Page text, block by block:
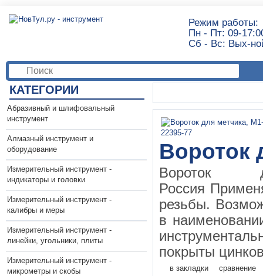
Режим работы:
Пн - Пт: 09-
Сб - Вс: Вых-
КАТЕГОРИИ
Абразивный и шлифовальный
инструмент
Алмазный инструмент и
оборудование
Измерительный инструмент -
индикаторы и головки
Измерительный инструмент -
калибры и меры
Измерительный инструмент -
линейки, угольники, плиты
Измерительный инструмент -
микрометры и скобы
Вороток
Вороток
Россия
резьбы.
в
покрыты
в закладки сравнение